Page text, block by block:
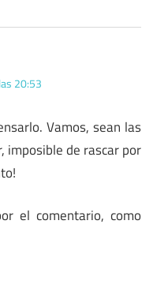
20:53
Vamos, sean las
imposible de rascar por
el comentario, como